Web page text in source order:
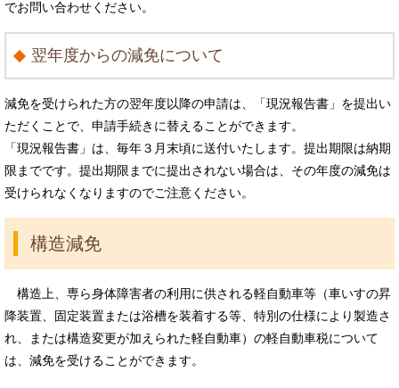
でお問い合わせください。
翌年度からの減免について
減免を受けられた方の翌年度以降の申請は、「現況報告書」を提出い
ただくことで、申請手続きに替えることができます。
「現況報告書」は、毎年３月末頃に送付いたします。提出期限は納期
限までです。提出期限までに提出されない場合は、その年度の減免は
受けられなくなりますのでご注意ください。
構造減免
構造上、専ら身体障害者の利用に供される軽自動車等（車いすの昇
降装置、固定装置または浴槽を装着する等、特別の仕様により製造さ
れ、または構造変更が加えられた軽自動車）の軽自動車税について
は、減免を受けることができます。